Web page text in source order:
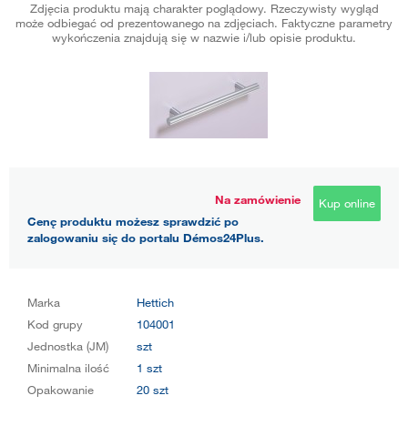
Zdjęcia produktu mają charakter poglądowy. Rzeczywisty wygląd
może odbiegać od prezentowanego na zdjęciach. Faktyczne parametry
wykończenia znajdują się w nazwie i/lub opisie produktu.
Na zamówienie
Cenę produktu możesz sprawdzić po
zalogowaniu się do portalu Démos24Plus.
Kup online
Marka
Hettich
Kod grupy
104001
Jednostka (JM)
szt
Minimalna ilość
1 szt
Opakowanie
20 szt